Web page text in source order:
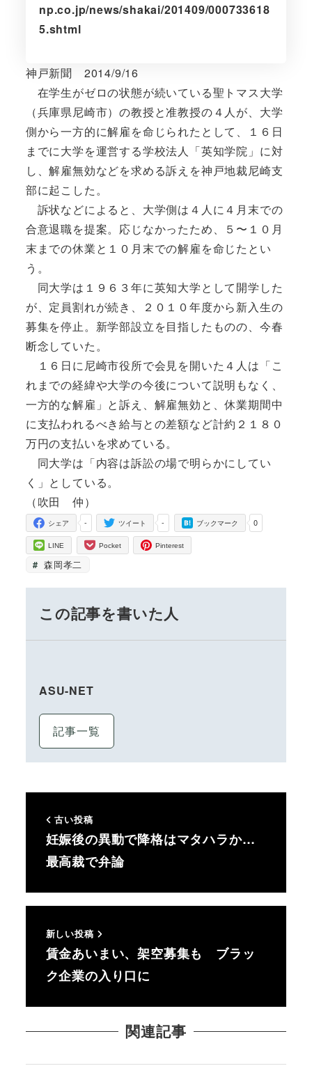
np.co.jp/news/shakai/201409/000733618
5.shtml
神戸新聞 2014/9/16
在学生がゼロの状態が続いている聖トマス大学
（兵庫県尼崎市）の教授と准教授の４人が、大学
側から一方的に解雇を命じられたとして、１６日
までに大学を運営する学校法人「英知学院」に対
し、解雇無効などを求める訴えを神戸地裁尼崎支
部に起こした。
訴状などによると、大学側は４人に４月末での
合意退職を提案。応じなかったため、５〜１０月
末までの休業と１０月末での解雇を命じたとい
う。
同大学は１９６３年に英知大学として開学した
が、定員割れが続き、２０１０年度から新入生の
募集を停止。新学部設立を目指したものの、今春
断念していた。
１６日に尼崎市役所で会見を開いた４人は「こ
れまでの経緯や大学の今後について説明もなく、
一方的な解雇」と訴え、解雇無効と、休業期間中
に支払われるべき給与との差額など計約２１８０
万円の支払いを求めている。
同大学は「内容は訴訟の場で明らかにしてい
く」としている。
（吹田 仲）
-
シェア -
ツイート 0
ブックマーク
LINE Pocket Pinterest
森岡孝二
この記事を書いた人
ASU-NET
記事一覧
古い投稿
妊娠後の異動で降格はマタハラか…
最高裁で弁論
新しい投稿
賃金あいまい、架空募集も ブラッ
ク企業の入り口に
関連記事